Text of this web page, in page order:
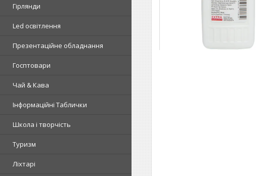
Гірлянди
Led освітлення
Презентаційне обладнання
Госптовари
Чай & Кава
Інформаційні Таблички
Школа і творчість
Туризм
Ліхтарі